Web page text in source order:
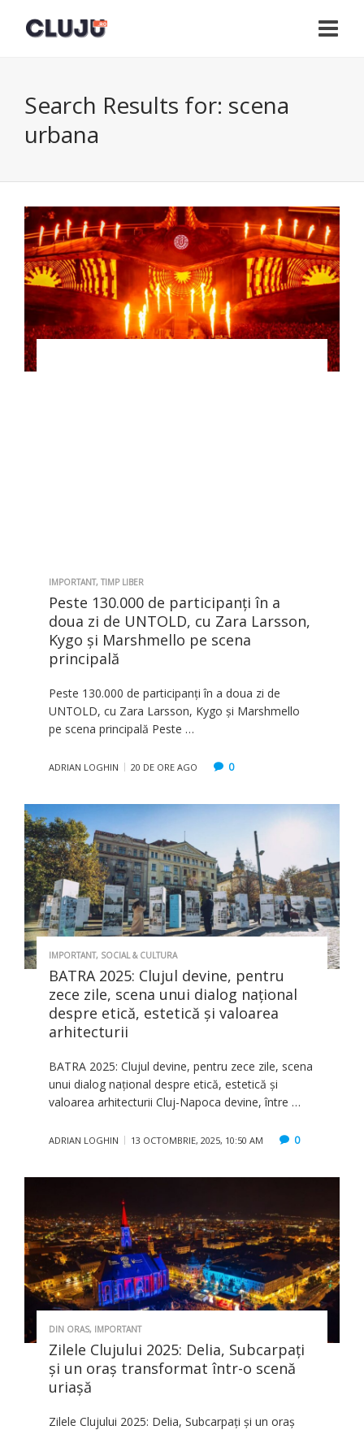
Search Results for: scena
urbana
IMPORTANT, TIMP LIBER
Peste 130.000 de participanți în a
doua zi de UNTOLD, cu Zara Larsson,
Kygo și Marshmello pe scena
principală
Peste 130.000 de participanți în a doua zi de
UNTOLD, cu Zara Larsson, Kygo și Marshmello
pe scena principală Peste …
ADRIAN LOGHIN 20 DE ORE AGO 0
IMPORTANT, SOCIAL & CULTURA
BATRA 2025: Clujul devine, pentru
zece zile, scena unui dialog național
despre etică, estetică și valoarea
arhitecturii
BATRA 2025: Clujul devine, pentru zece zile, scena
unui dialog național despre etică, estetică și
valoarea arhitecturii Cluj-Napoca devine, între …
ADRIAN LOGHIN 13 OCTOMBRIE, 2025, 10:50 AM 0
DIN ORAS, IMPORTANT
Zilele Clujului 2025: Delia, Subcarpați
și un oraș transformat într-o scenă
uriașă
Zilele Clujului 2025: Delia, Subcarpați și un oraș